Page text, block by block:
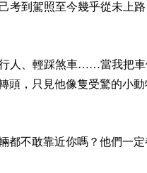
考到駕照至今幾乎從未上
人、輕踩煞車……當我把
頭，只見他像隻受驚的小動
都不敢靠近你嗎？他們一定